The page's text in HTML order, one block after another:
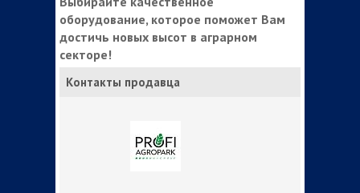
оборудование, которое поможет Вам
достичь новых высот в аграрном
секторе!
Контакты продавца